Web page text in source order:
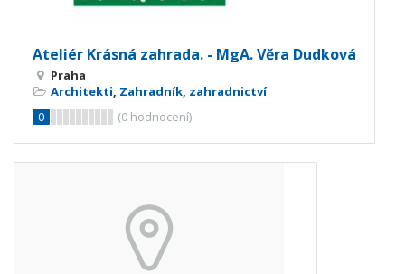
Ateliér Krásná zahrada. - MgA. Věra Dudková
Praha
Architekti, Zahradník, zahradnictví
0
(0 hodnocení)